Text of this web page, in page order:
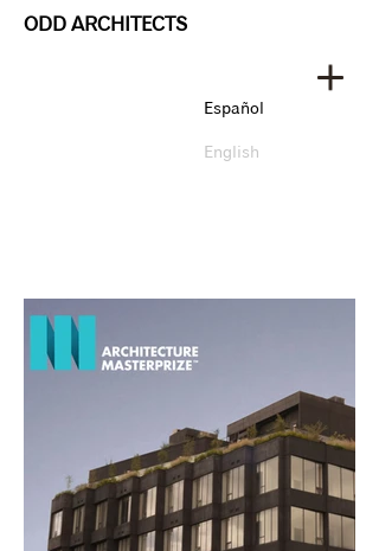
ODD ARCHITECTS
Español
English